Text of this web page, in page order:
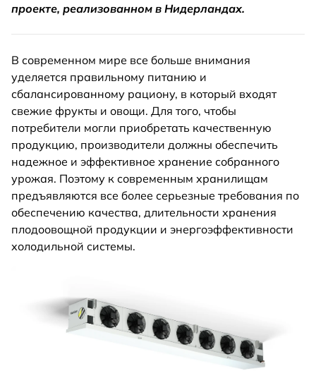
проекте, реализованном в Нидерландах.
В современном мире все больше внимания
уделяется правильному питанию и
сбалансированному рациону, в который входят
свежие фрукты и овощи. Для того, чтобы
потребители могли приобретать качественную
продукцию, производители должны обеспечить
надежное и эффективное хранение собранного
урожая. Поэтому к современным хранилищам
предъявляются все более серьезные требования по
обеспечению качества, длительности хранения
плодоовощной продукции и энергоэффективности
холодильной системы.